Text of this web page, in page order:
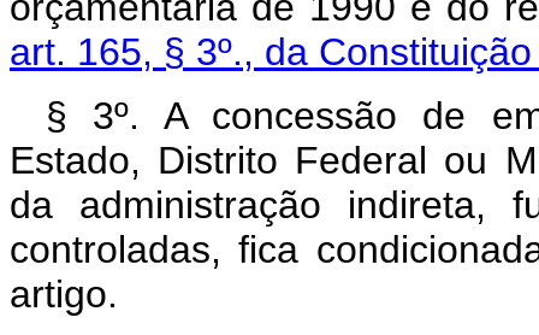
art. 165, § 3º., da
§ 3º. A concessão de
Estado, Distrito Federal ou
da administração indireta,
controladas, fica
artigo.